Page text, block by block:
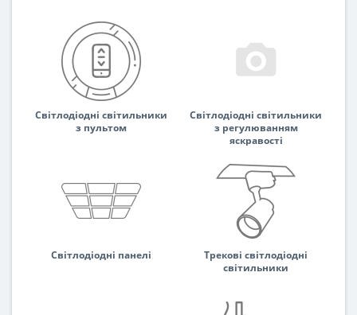
Світлодіодні світильники
з пультом
Світлодіодні світильники
з регулюванням
яскравості
Світлодіодні панелі
Трекові світлодіодні
світильники